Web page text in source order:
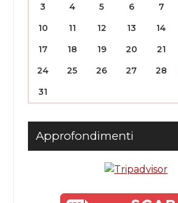
3
4 5 6 7
10
11 12 13 14
17 18 19 20 21
24
25 26 27 28
31
Approfondimenti